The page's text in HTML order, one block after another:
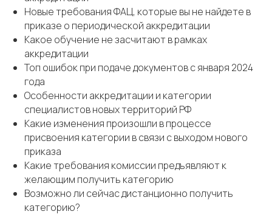
Новые требования ФАЦ, которые вы не найдете в
приказе о периодической аккредитации
Какое обучение не засчитают в рамках
аккредитации
Топ ошибок при подаче документов с января 2024
года
Особенности аккредитации и категории
специалистов новых территорий РФ
Какие изменения произошли в процессе
присвоения категории в связи с выходом нового
приказа
Какие требования комиссии предъявляют к
желающим получить категорию
Возможно ли сейчас дистанционно получить
категорию?